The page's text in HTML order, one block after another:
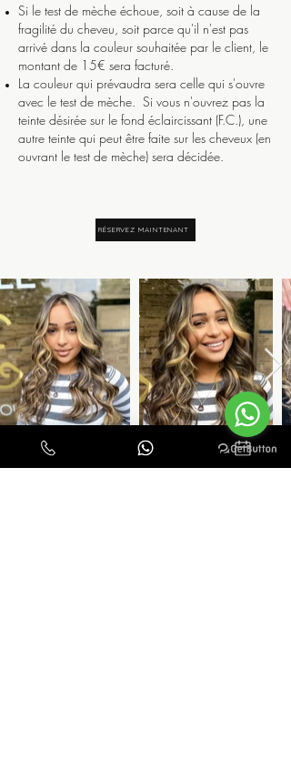
Si le test de mèche échoue, soit à cause de la
fragilité du cheveu, soit parce qu'il n'est pas
arrivé dans la couleur souhaitée par le client, le
montant de 15€ sera facturé.
La couleur qui prévaudra sera celle qui s'ouvre
avec le test de mèche. Si vous n'ouvrez pas la
teinte désirée sur le fond éclaircissant (F.C.), une
autre teinte qui peut être faite sur les cheveux (en
ouvrant le test de mèche) sera décidée.
RÉSERVEZ MAINTENANT
BALAYAGE E MÈCHES